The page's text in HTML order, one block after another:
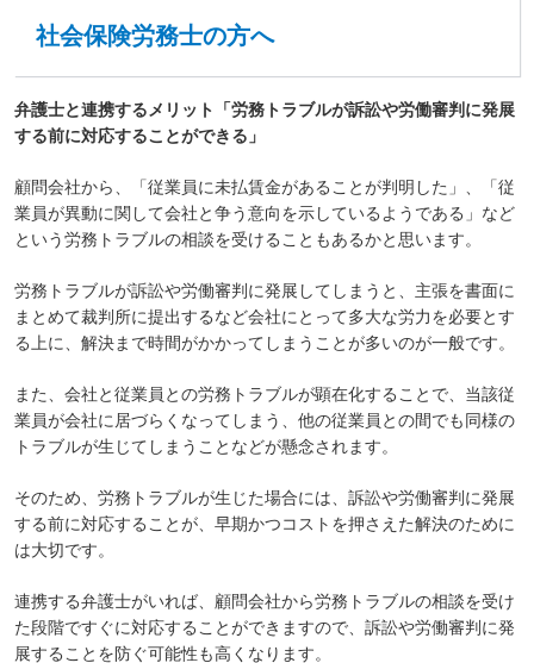
社会保険労務士の方へ
弁護士と連携するメリット「労務トラブルが訴訟や労働審判に発展
する前に対応することができる」
顧問会社から、「従業員に未払賃金があることが判明した」、「従
業員が異動に関して会社と争う意向を示しているようである」など
という労務トラブルの相談を受けることもあるかと思います。
労務トラブルが訴訟や労働審判に発展してしまうと、主張を書面に
まとめて裁判所に提出するなど会社にとって多大な労力を必要とす
る上に、解決まで時間がかかってしまうことが多いのが一般です。
また、会社と従業員との労務トラブルが顕在化することで、当該従
業員が会社に居づらくなってしまう、他の従業員との間でも同様の
トラブルが生じてしまうことなどが懸念されます。
そのため、労務トラブルが生じた場合には、訴訟や労働審判に発展
する前に対応することが、早期かつコストを押さえた解決のために
は大切です。
連携する弁護士がいれば、顧問会社から労務トラブルの相談を受け
た段階ですぐに対応することができますので、訴訟や労働審判に発
展することを防ぐ可能性も高くなります。